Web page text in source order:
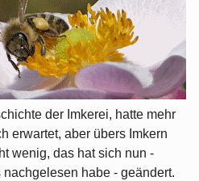
der Imkerei, hatte mehr
erwartet, aber übers Imkern
wenig, das hat sich nun -
habe - geändert.